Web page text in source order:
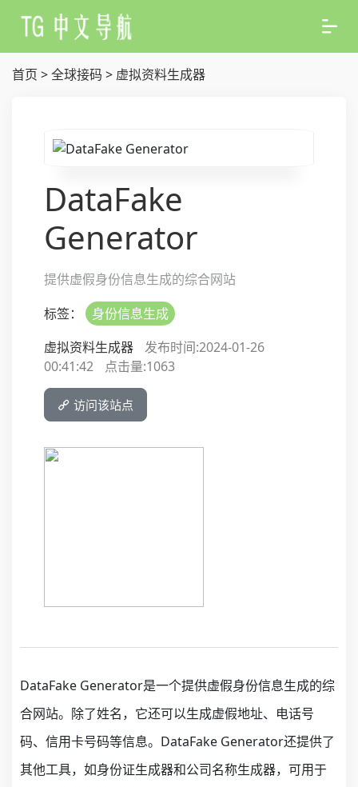
首页 >全球接码 > 虚拟资料生成器
DataFake
Generator
提供虚假身份信息生成的综合网站
标签：
身份信息生成
虚拟资料生成器
发布时间:2024-01-26
00:41:42
点击量:1063
访问该站点
DataFake Generator是一个提供虚假身份信息生成的综
合网站。除了姓名，它还可以生成虚假地址、电话号
码、信用卡号码等信息。DataFake Generator还提供了
其他工具，如身份证生成器和公司名称生成器，可用于